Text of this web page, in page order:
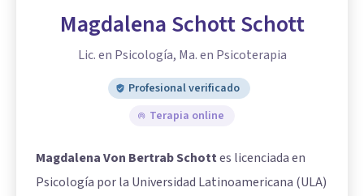
Magdalena Schott Schott
Lic. en Psicología, Ma. en Psicoterapia
Profesional verificado
Terapia online
Magdalena Von Bertrab Schottes licenciada en
Psicología por la Universidad Latinoamericana (ULA)